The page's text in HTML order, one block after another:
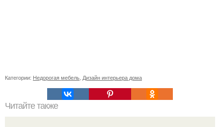
Категории: Недорогая мебель Дизайн интерьера дома
Читайте также